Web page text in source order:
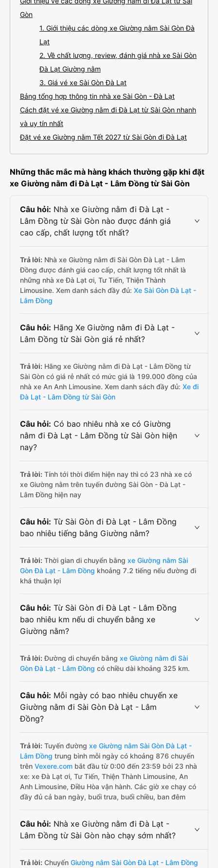
Gòn
1. Giới thiệu các dòng xe Giường nằm Sài Gòn Đà
Lạt
2. Về chất lượng, review, đánh giá nhà xe Sài Gòn
Đà Lạt Giường nằm
3. Giá vé xe Sài Gòn Đà Lạt
Bảng tổng hợp thông tin nhà xe Sài Gòn - Đà Lạt
Cách đặt vé xe Giường nằm đi Đà Lạt từ Sài Gòn nhanh
và uy tín nhất
Đặt vé xe Giường nằm Tết 2027 từ Sài Gòn đi Đà Lạt
Những thắc mắc mà hàng khách thường gặp khi đặt
xe Giường nằm đi Đà Lạt - Lâm Đồng từ Sài Gòn
Câu hỏi: Nhà xe Giường nằm đi Đà Lạt -
Lâm Đồng từ Sài Gòn nào được đánh giá
cao cấp, chất lượng tốt nhất?
Trả lời: Nhà xe Giường nằm đi Sài Gòn Đà Lạt - Lâm
Đồng được đánh giá cao cấp, chất lượng tốt nhất là
những nhà xe Đà Lạt ơi, Tư Tiến, Thiện Thành
Limousine. Xem danh sách đầy đủ: Xe Sài Gòn Đà Lạt -
Lâm Đồng
Câu hỏi: Hãng Xe Giường nằm đi Đà Lạt -
Lâm Đồng từ Sài Gòn giá rẻ nhất?
Trả lời: Hãng xe Giường nằm đi Đà Lạt - Lâm Đồng từ
Sài Gòn có giá rẻ nhất có mức giá là 199.000 đồng của
nhà xe An Anh Limousine. Xem danh sách đầy đủ: Xe đi
Đà Lạt - Lâm Đồng từ Sài Gòn
Câu hỏi: Có bao nhiêu nhà xe có Giường
nằm đi Đà Lạt - Lâm Đồng từ Sài Gòn hiện
nay?
Trả lời: Tính tới thời điểm hiện nay thì có 23 nhà xe có
xe Giường nằm trên tuyến đường Sài Gòn - Đà Lạt -
Lâm Đồng hiện nay
Câu hỏi: Từ Sài Gòn đi Đà Lạt - Lâm Đồng
bao nhiêu tiếng bằng Giường nằm?
Trả lời: Thời gian di chuyển bằng xe Giường nằm Sài
Gòn Đà Lạt - Lâm Đồng khoảng 7.2 tiếng nếu đường đi
khá thuận lợi
Câu hỏi: Từ Sài Gòn đi Đà Lạt - Lâm Đồng
bao nhiêu km nếu di chuyển bằng xe
Giường nằm?
Trả lời:Đường di chuyển bằng xe Giường nằm đi Sài
Gòn Đà Lạt - Lâm Đồng có chiều dài khoảng 325 km.
Câu hỏi: Mỗi ngày có bao nhiêu chuyến xe
Giường nằm đi Sài Gòn Đà Lạt - Lâm
Đồng?
Trả lời: Tuyến đường xe Giường nằm Sài Gòn Đà Lạt -
Lâm Đồng trung bình mỗi ngày có khoảng 876 chuyến
trên Vexere.com bắt đầu từ 0:00 đến 23:59 bởi 23 nhà
xe: xe Đà Lạt ơi, Tư Tiến, Thiện Thành Limousine, An
Anh Limousine, Điều Hòa vận hành. Các giờ xe chạy có
đầy đủ cả ban ngày, buổi trưa, buổi chiều, ban đêm
Câu hỏi: Nhà xe Giường nằm đi Đà Lạt -
Lâm Đồng từ Sài Gòn nào chạy sớm nhất?
Trả lời: Chuyến Giường nằm Sài Gòn Đà Lạt - Lâm Đồng